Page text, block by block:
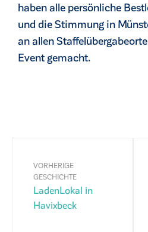
haben alle persönliche
und die Stimmung in
an allen
Event gemacht.
VORHERIGE
GESCHICHTE
LadenLokal in
Havixbeck